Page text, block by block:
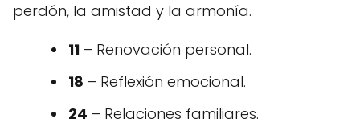
perdón, la amistad y la armonía.
11 – Renovación personal.
18 – Reflexión emocional.
24 – Relaciones familiares.